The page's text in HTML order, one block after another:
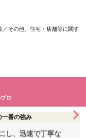
／その他、住宅・店舗等に関す
ロ
一番の強み
し、迅速で丁寧な